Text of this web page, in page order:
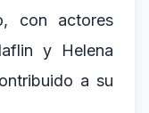
con actores
y Helena
a su